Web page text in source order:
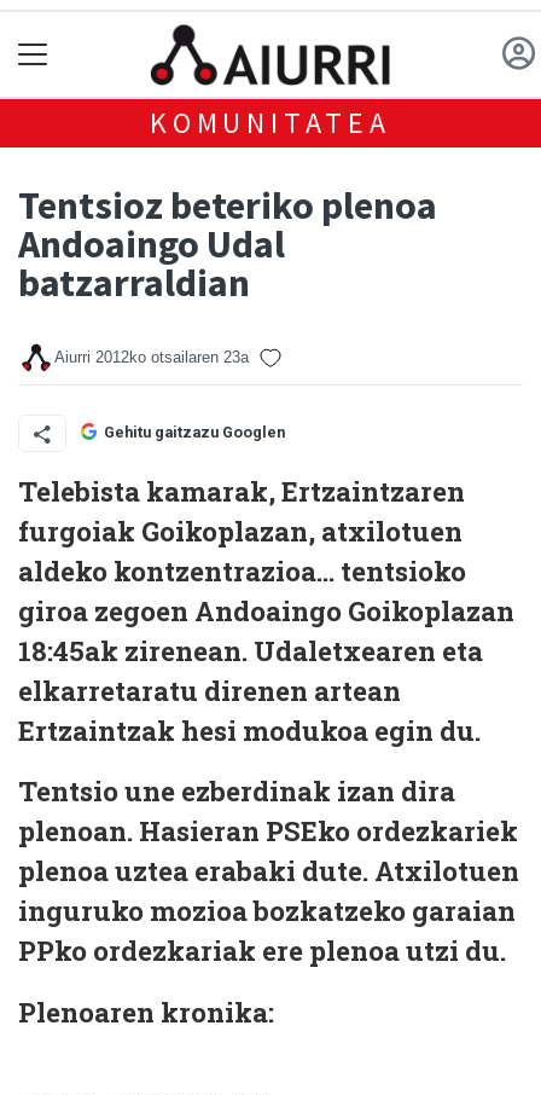
KOMUNITATEA
Tentsioz beteriko plenoa
Andoaingo Udal
batzarraldian
Aiurri 2012ko otsailaren 23a
Gehitu gaitzazu Googlen
Telebista kamarak, Ertzaintzaren
furgoiak Goikoplazan, atxilotuen
aldeko kontzentrazioa... tentsioko
giroa zegoen Andoaingo Goikoplazan
18:45ak zirenean. Udaletxearen eta
elkarretaratu direnen artean
Ertzaintzak hesi modukoa egin du.
Tentsio une ezberdinak izan dira
plenoan. Hasieran PSEko ordezkariek
plenoa uztea erabaki dute. Atxilotuen
inguruko mozioa bozkatzeko garaian
PPko ordezkariak ere plenoa utzi du.
Plenoaren kronika: